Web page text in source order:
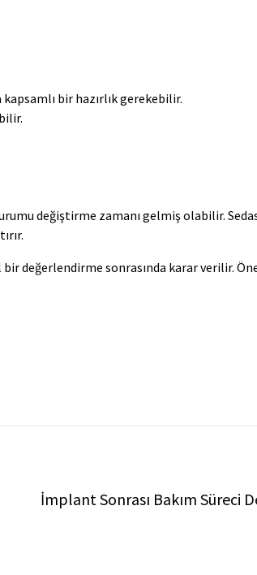
bir hazırlık gerekebilir.
değiştirme zamanı gelmiş olabilir.
değerlendirme sonrasında karar verilir.
İmplant Sonrası Bakım Süreci